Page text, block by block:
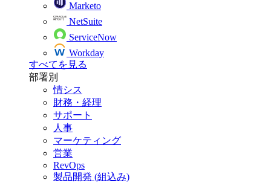
Marketo
NetSuite
ServiceNow
Workday
すべてを見る
部署別
情シス
財務・経理
サポート
人事
マーケティング
営業
RevOps
製品開発 (組込み)